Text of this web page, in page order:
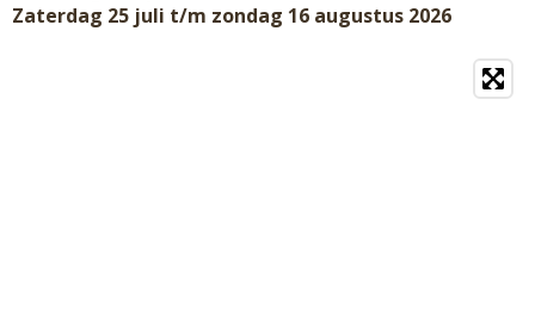
Zaterdag 25 juli t/m zondag 16 augustus 2026